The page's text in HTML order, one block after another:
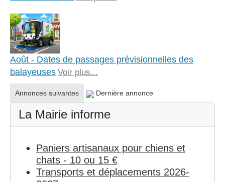
Août - Dates de passages prévisionnelles des
balayeuses Voir plus...
Annonces suivantes Dernière annonce
La Mairie informe
Paniers artisanaux pour chiens et
chats - 10 ou 15 €
Transports et déplacements 2026-